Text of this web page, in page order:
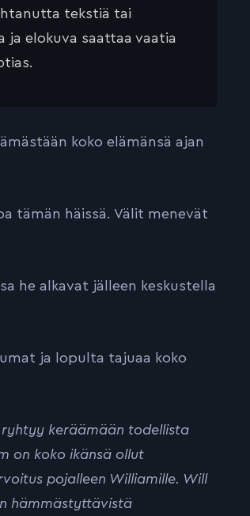
tekstiä tai
ja elokuva saattaa vaatia
koko elämänsä ajan
tämän häissä. Välit menevät
he alkavat jälleen keskustella
ja lopulta tajuaa koko
ryhtyy keräämään todellista
on koko ikänsä ollut
pojalleen Williamille. Will
hämmästyttävistä